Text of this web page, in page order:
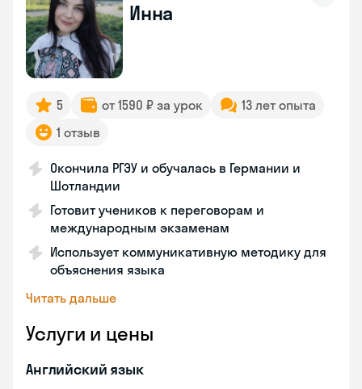
Инна
5 от 1590 ₽ за урок
13 лет опыта
1 отзыв
Окончила РГЭУ и обучалась в Германии и
Шотландии
Готовит учеников к переговорам и
международным экзаменам
Использует коммуникативную методику для
объяснения языка
Читать дальше
Услуги и цены
Английский язык